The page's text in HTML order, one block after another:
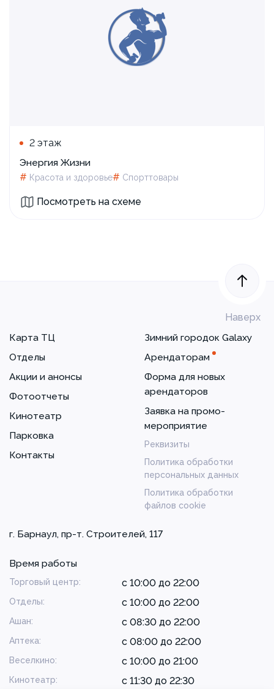
2 этаж
Энергия Жизни
# Красота и здоровье# Спорттовары
Посмотреть на схеме
Наверх
Карта ТЦ
Отделы
Акции и анонсы
Фотоотчеты
Кинотеатр
Парковка
Контакты
Зимний городок Galaxy
Арендаторам
Форма для новых
арендаторов
Заявка на промо-
мероприятие
Реквизиты
Политика обработки
персональных данных
Политика обработки
файлов cookie
г. Барнаул, пр-т. Строителей, 117
Время работы
Торговый центр: с 10:00 до 22:00
Отделы: с 10:00 до 22:00
Ашан: с 08:30 до 22:00
Аптека: с 08:00 до 22:00
Веселкино: с 10:00 до 21:00
Кинотеатр: с 11:30 до 22:30